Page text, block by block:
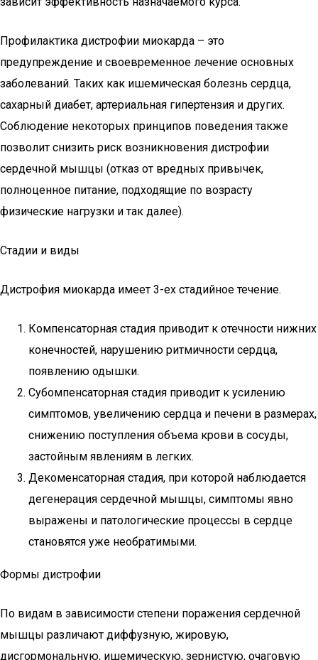
Профилактика дистрофии миокарда – это
предупреждение и своевременное лечение основных
заболеваний. Таких как ишемическая болезнь сердца,
сахарный диабет, артериальная гипертензия и других.
Соблюдение некоторых принципов поведения также
позволит снизить риск возникновения дистрофии
сердечной мышцы (отказ от вредных привычек,
полноценное питание, подходящие по возрасту
физические нагрузки и так далее).
Стадии и виды
Дистрофия миокарда имеет 3-ех стадийное течение.
Компенсаторная стадия приводит к отечности нижних
конечностей, нарушению ритмичности сердца,
появлению одышки.
Субомпенсаторная стадия приводит к усилению
симптомов, увеличению сердца и печени в размерах,
снижению поступления объема крови в сосуды,
застойным явлениям в легких.
Декоменсаторная стадия, при которой наблюдается
дегенерация сердечной мышцы, симптомы явно
выражены и патологические процессы в сердце
становятся уже необратимыми.
Формы дистрофии
По видам в зависимости степени поражения сердечной
мышцы различают диффузную, жировую,
дисгормональную, ишемическую, зернистую, очаговую